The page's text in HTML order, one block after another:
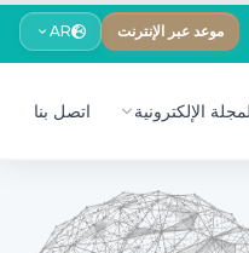
موعد عبر الإنترنت AR
الإلكترونية اتصل بنا